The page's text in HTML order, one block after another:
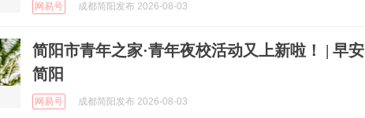
网易号 成都简阳发布 2026-08-03
简阳市青年之家·青年夜校活动又上新啦！ | 早安
简阳
网易号 成都简阳发布 2026-08-03